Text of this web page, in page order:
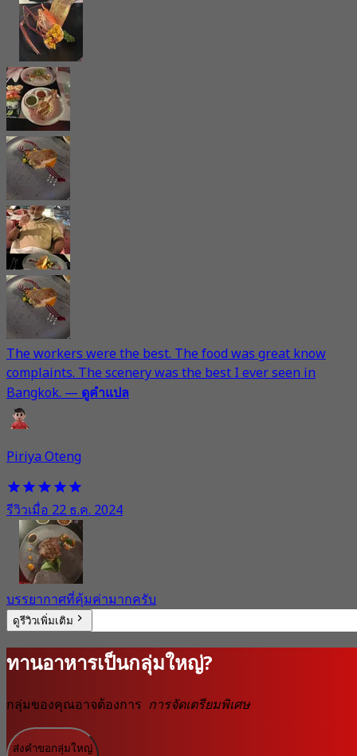
The workers were the best. The food was great know
complaints. The scenery was the best I ever seen in
Bangkok.—ดูคำแปล
Piriya Oteng
รีวิวเมื่อ 22 ธ.ค. 2024
บรรยากาศที่คุ้มค่ามากครับ
ดูรีวิวเพิ่มเติม
ทานอาหารเป็นกลุ่มใหญ่?
กลุ่มของคุณอาจต้องการ การจัดเตรียมพิเศษ
ส่งคำขอกลุ่มใหญ่